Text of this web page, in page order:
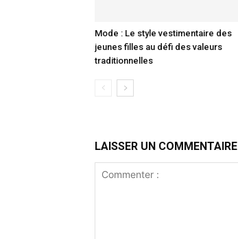
Mode : Le style vestimentaire des
jeunes filles au défi des valeurs
traditionnelles
LAISSER UN COMMENTAIRE